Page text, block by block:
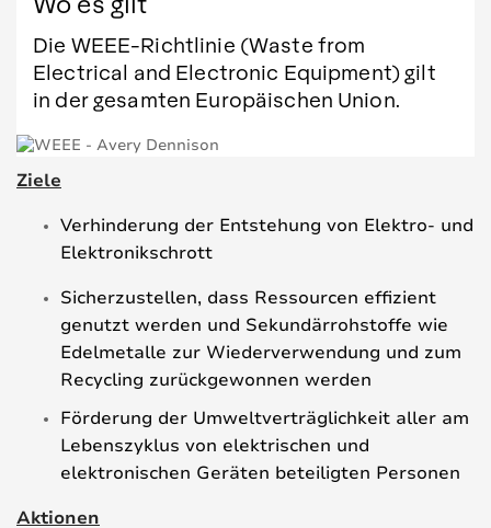
Die WEEE-Richtlinie (Waste from
Electrical and Electronic Equipment) gilt
in der gesamten Europäischen Union.
Ziele
Verhinderung der Entstehung von Elektro- und
Elektronikschrott
Sicherzustellen, dass Ressourcen effizient
genutzt werden und Sekundärrohstoffe wie
Edelmetalle zur Wiederverwendung und zum
Recycling zurückgewonnen werden
Förderung der Umweltverträglichkeit aller am
Lebenszyklus von elektrischen und
elektronischen Geräten beteiligten Personen
Aktionen